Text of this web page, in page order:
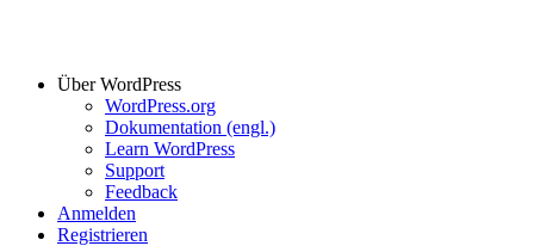
Über WordPress
WordPress.org
Dokumentation (engl.)
Learn WordPress
Support
Feedback
Anmelden
Registrieren